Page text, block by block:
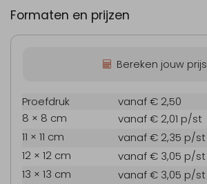
Formaten en prijzen
Bereken jouw prijs
Proefdruk
vanaf € 2,50
8 × 8 cm
vanaf € 2,01 p/st
11 × 11 cm
vanaf € 2,35 p/st
12 × 12 cm
vanaf € 3,05 p/st
13 × 13 cm
vanaf € 3,05 p/st